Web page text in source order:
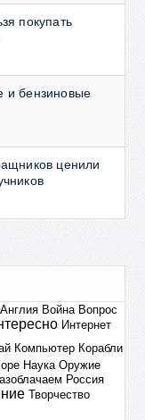
покупать
и бензиновые
ценили
Англия Война Вопрос
Интернет
Компьютер Корабли
Наука Оружие
Россия
Творчество